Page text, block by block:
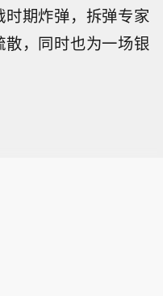
期炸弹，拆弹专家
，同时也为一场银